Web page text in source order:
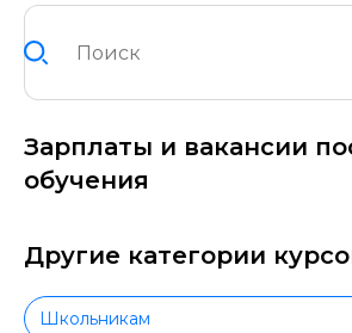
Зарплаты и вакансии
обучения
Другие категории
Школьникам